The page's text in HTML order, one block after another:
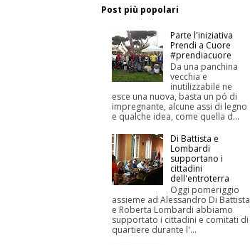
Post più popolari
Parte l'iniziativa
Prendi a Cuore
#prendiacuore
Da una panchina
vecchia e
inutilizzabile ne
esce una nuova, basta un pó di
impregnante, alcune assi di legno
e qualche idea, come quella d...
Di Battista e
Lombardi
supportano i
cittadini
dell'entroterra
Oggi pomeriggio
assieme ad Alessandro Di Battista
e Roberta Lombardi abbiamo
supportato i cittadini e comitati di
quartiere durante l'...